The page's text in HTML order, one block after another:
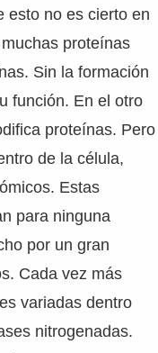
esto no es cierto en
proteínas
Sin la formación
función. En el otro
proteínas. Pero
de la célula,
Estas
para ninguna
por un gran
Cada vez más
variadas dentro
nitrogenadas.